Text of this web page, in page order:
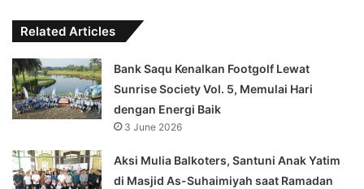
Related Articles
‎Bank Saqu Kenalkan Footgolf Lewat
Sunrise Society Vol. 5, Memulai Hari
dengan Energi Baik
3 June 2026
Aksi Mulia Balkoters, Santuni Anak Yatim
di Masjid As-Suhaimiyah saat Ramadan